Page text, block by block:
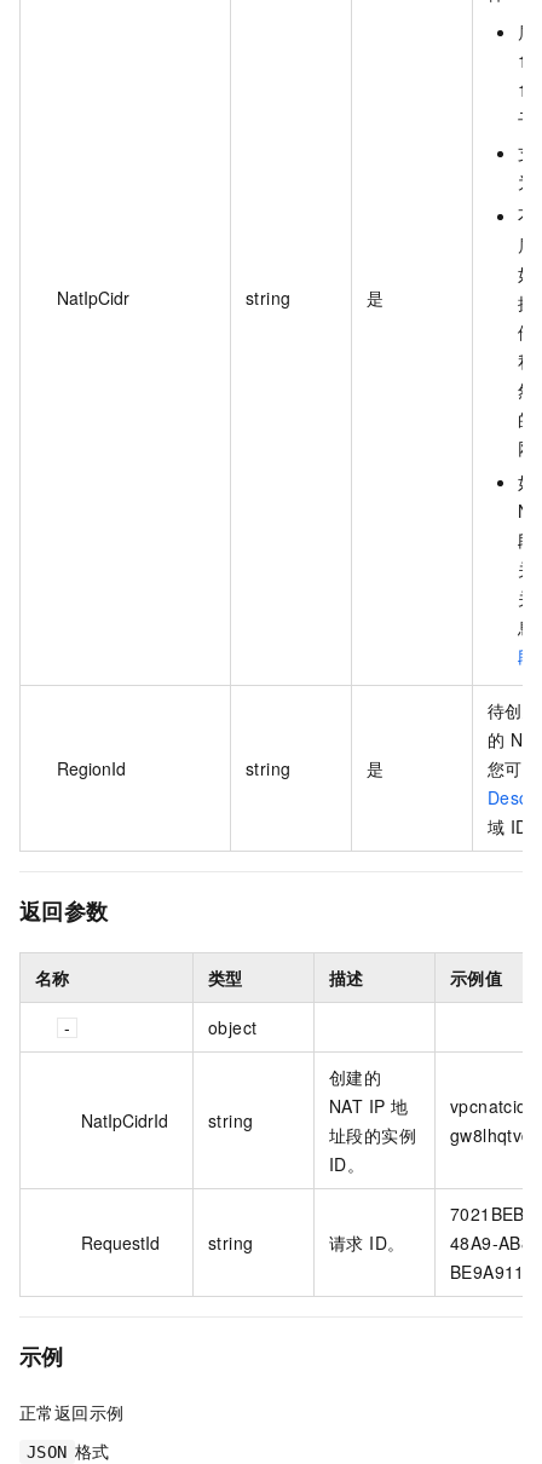
NatIpCidr string 是
子
支
为
不
属
如
换
他
私
然
的
网
如
段
关
关
息
段
RegionId string 是
待创
的
您可
域 ID
返回参数
名称 类型 描述 示例值
object
NatIpCidrId string
创建的
NAT IP 地
址段的实例
ID。
vpcnatcidr-
RequestId string 请求 ID。
48A9-
示例
正常返回示例
JSON 格式